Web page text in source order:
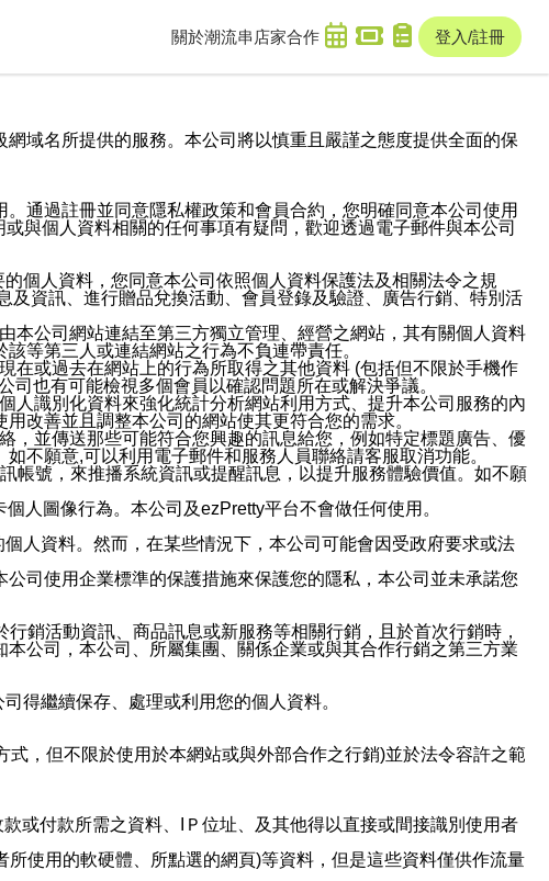
關於潮流串 店家合作 登入/註冊
域名所提供的服務。本公司將以慎重且嚴謹之態度提供全面的保
通過註冊並同意隱私權政策和會員合約，您明確同意本公司使用
與個人資料相關的任何事項有疑問，歡迎透過電子郵件與本公司
個人資料，您同意本公司依照個人資料保護法及相關法令之規
資訊、進行贈品兌換活動、會員登錄及驗證、廣告行銷、特別活
本公司網站連結至第三方獨立管理、經營之網站，其有關個人資料
等第三人或連結網站之行為不負連帶責任。
在或過去在網站上的行為所取得之其他資料 (包括但不限於手機作
也有可能檢視多個會員以確認問題所在或解決爭議。
人識別化資料來強化統計分析網站利用方式、提升本公司服務的內
改善並且調整本公司的網站使其更符合您的需求。
，並傳送那些可能符合您興趣的訊息給您，例如特定標題廣告、優
不願意,可以利用電子郵件和服務人員聯絡請客服取消功能。
帳號，來推播系統資訊或提醒訊息，以提升服務體驗價值。如不願
人圖像行為。本公司及ezPretty平台不會做任何使用。
人資料。然而，在某些情況下，本公司可能會因受政府要求或法
司使用企業標準的保護措施來保護您的隱私，本公司並未承諾您
銷活動資訊、商品訊息或新服務等相關行銷，且於首次行銷時，
公司，本公司、所屬集團、關係企業或與其合作行銷之第三方業
得繼續保存、處理或利用您的個人資料。
，但不限於使用於本網站或與外部合作之行銷)並於法令容許之範
或付款所需之資料、IＰ位址、及其他得以直接或間接識別使用者
使用的軟硬體、所點選的網頁)等資料，但是這些資料僅供作流量